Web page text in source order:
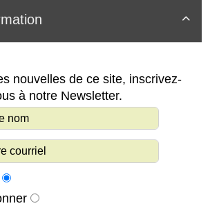

nouvelles de ce site, inscrivez-
à notre Newsletter.